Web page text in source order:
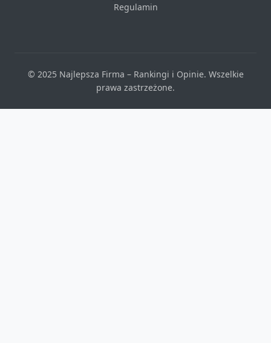
Regulamin
© 2025 Najlepsza Firma – Rankingi i Opinie. Wszelkie
prawa zastrzeżone.